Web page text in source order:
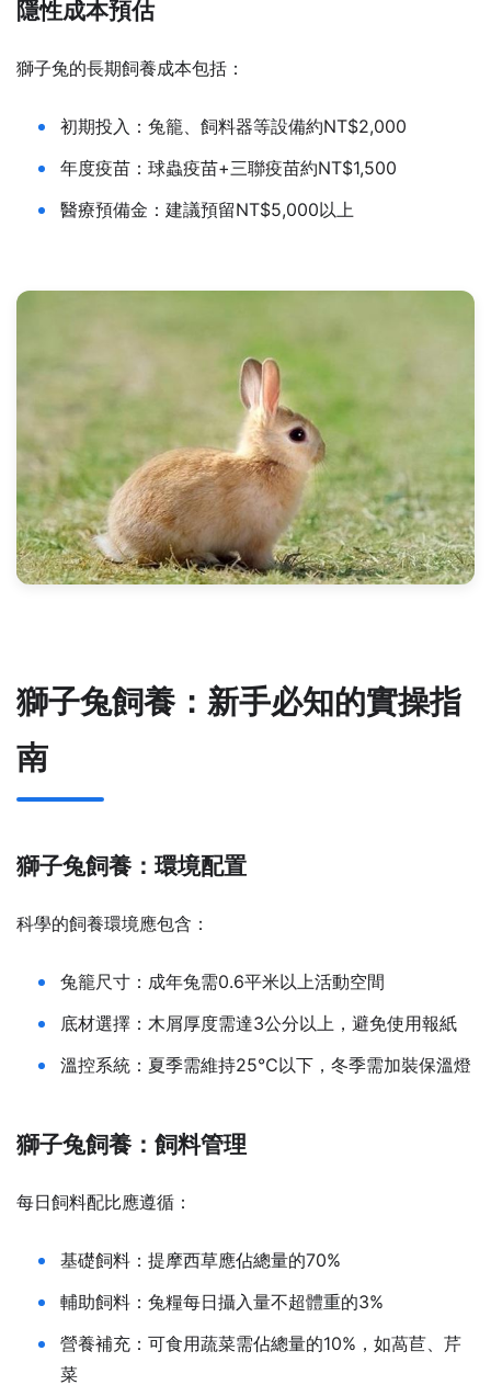
隱性成本預估
獅子兔的長期飼養成本包括：
初期投入：兔籠、飼料器等設備約NT$2,000
年度疫苗：球蟲疫苗+三聯疫苗約NT$1,500
醫療預備金：建議預留NT$5,000以上
獅子兔飼養：新手必知的實操指
南
獅子兔飼養：環境配置
科學的飼養環境應包含：
兔籠尺寸：成年兔需0.6平米以上活動空間
底材選擇：木屑厚度需達3公分以上，避免使用報紙
溫控系統：夏季需維持25℃以下，冬季需加裝保溫燈
獅子兔飼養：飼料管理
每日飼料配比應遵循：
基礎飼料：提摩西草應佔總量的70%
輔助飼料：兔糧每日攝入量不超體重的3%
營養補充：可食用蔬菜需佔總量的10%，如萵苣、芹
菜